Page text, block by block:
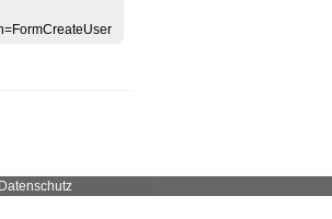
Datenschutz